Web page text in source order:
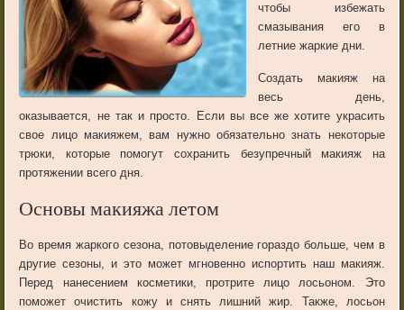
чтобы избежать
смазывания его в
летние жаркие дни.
Создать макияж на
весь день,
оказывается, не так и просто. Если вы все же хотите украсить
свое лицо макияжем, вам нужно обязательно знать некоторые
трюки, которые помогут сохранить безупречный макияж на
протяжении всего дня.
Основы макияжа летом
Во время жаркого сезона, потовыделение гораздо больше, чем в
другие сезоны, и это может мгновенно испортить наш макияж.
Перед нанесением косметики, протрите лицо лосьоном. Это
поможет очистить кожу и снять лишний жир. Также, лосьон